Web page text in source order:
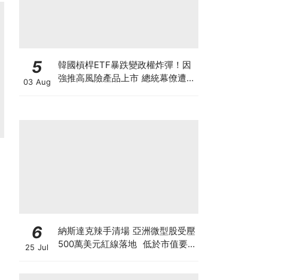
5
03 Aug
韓國槓桿ETF暴跌變政權炸彈！因
強推高風險產品上市 總統幕僚遭刑
6
25 Jul
納斯達克辣手清場 亞洲微型股受壓
500萬美元紅線落地 低於市值要